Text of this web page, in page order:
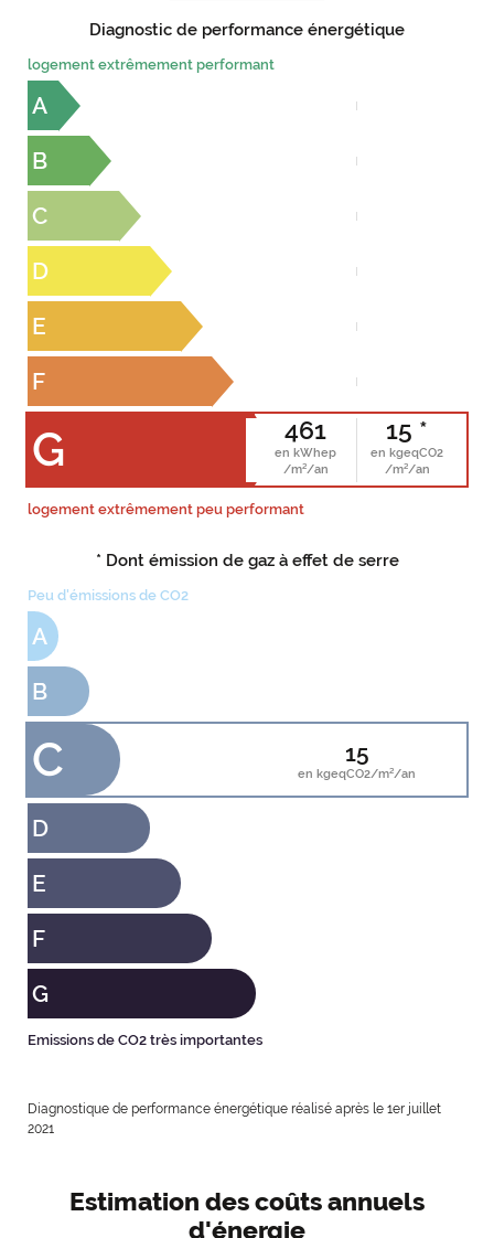
Diagnostic de performance énergétique
logement extrêmement performant
A
B
C
D
E
F
G 461
en kWhep
/m²/an
15 *
en kgeqCO2
/m²/an
logement extrêmement peu performant
* Dont émission de gaz à effet de serre
Peu d'émissions de CO2
A
B
C 15
en kgeqCO2/m²/an
D
E
F
G
Emissions de CO2 très importantes
Diagnostique de performance énergétique réalisé après le 1er juillet
2021
Estimation des coûts annuels
d'énergie